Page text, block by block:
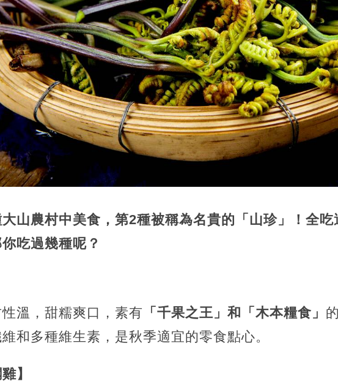
山農村中美食，第2種被稱為名貴的「山珍」！全
吃過幾種呢？
溫，甜糯爽口，素有 「千果之王」和「木本糧食」
和多種維生素，是秋季適宜的零食點心。
】